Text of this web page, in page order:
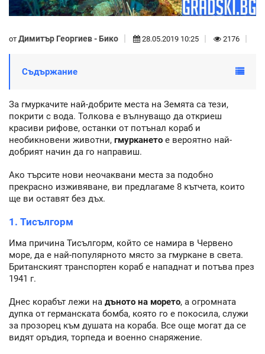
от Димитър Георгиев - Бико 28.05.2019 10:25 2176
Съдържание
За гмуркачите най-добрите места на Земята са тези,
покрити с вода. Толкова е вълнуващо да откриеш
красиви рифове, останки от потънал кораб и
необикновени животни, гмуркането е вероятно най-
добрият начин да го направиш.
Ако търсите нови неочаквани места за подобно
прекрасно изживяване, ви предлагаме 8 кътчета, които
ще ви оставят без дъх.
1. Тисългорм
Има причина Тисългорм, който се намира в Червено
море, да е най-популярното място за гмуркане в света.
Британският транспортен кораб е нападнат и потъва през
1941 г.
Днес корабът лежи на дъното на морето, а огромната
дупка от германската бомба, която го е покосила, служи
за прозорец към душата на кораба. Все още могат да се
видят оръдия, торпеда и военно снаряжение.